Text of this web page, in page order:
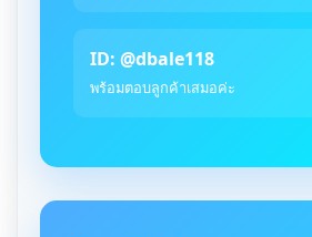
ID: @dbale118
พร้อมตอบลูกค้าเสมอค่ะ